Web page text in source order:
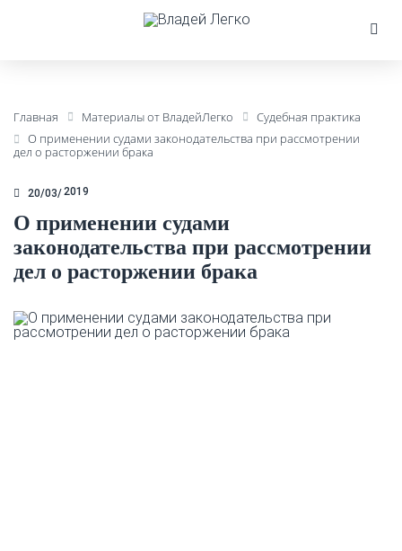
Главная Материалы от ВладейЛегко
Судебная практика
О применении судами законодательства при рассмотрении
дел о расторжении брака
20/03 2019
О применении судами
законодательства при рассмотрении
дел о расторжении брака